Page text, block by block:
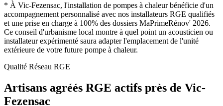
* À Vic-Fezensac, l'installation de pompes à chaleur bénéficie d'un
accompagnement personnalisé avec nos installateurs RGE qualifiés
et une prise en charge à 100% des dossiers MaPrimeRénov' 2026.
Ce conseil d'urbanisme local montre à quel point un acousticien ou
installateur expérimenté saura adapter l'emplacement de l'unité
extérieure de votre future pompe à chaleur.
Qualité Réseau RGE
Artisans agréés RGE actifs près de Vic-
Fezensac